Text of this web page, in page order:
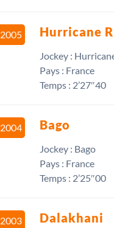
2005 Hurricane
Jockey :
Pays : France
Temps : 2’27″40
2004 Bago
Jockey : Bago
Pays : France
Temps : 2’25″00
2003 Dalakhani